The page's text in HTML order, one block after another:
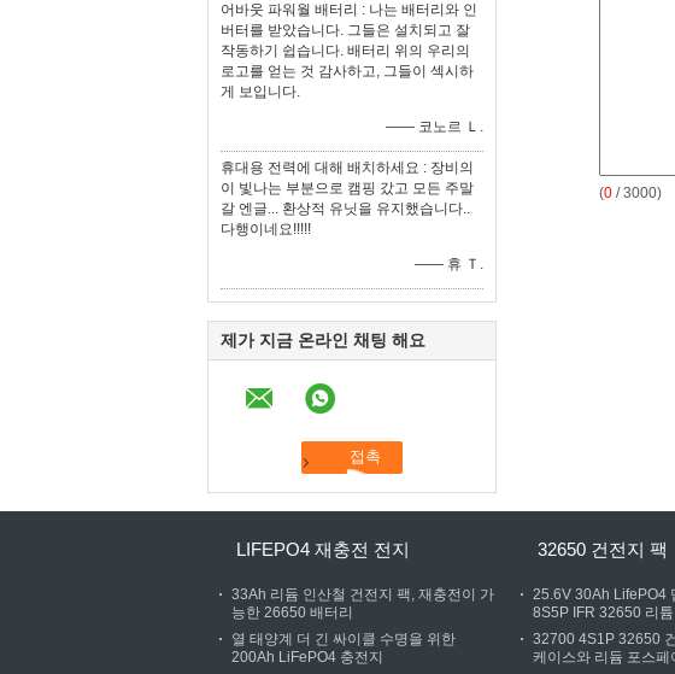
어바웃 파워월 배터리 : 나는 배터리와 인
버터를 받았습니다. 그들은 설치되고 잘
작동하기 쉽습니다. 배터리 위의 우리의
로고를 얻는 것 감사하고, 그들이 섹시하
게 보입니다.
—— 코노르 Ｌ.
휴대용 전력에 대해 배치하세요 : 장비의
이 빛나는 부분으로 캠핑 갔고 모든 주말
갈 엔글... 환상적 유닛을 유지했습니다..
다행이네요!!!!!
—— 휴 Ｔ.
제가 지금 온라인 채팅 해요
(0 / 3000)
LIFEPO4 재충전 전지
33Ah 리듐 인산철 건전지 팩, 재충전이 가
능한 26650 배터리
열 태양계 더 긴 싸이클 수명을 위한
200Ah LiFePO4 충전지
32650 건전지 팩
25.6V 30Ah LifePO4
8S5P IFR 32650 리튬
32700 4S1P 32650
케이스와 리듐 포스페